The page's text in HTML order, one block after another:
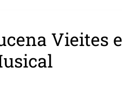
Vieites